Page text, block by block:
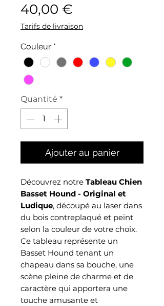
40,00 €
Tarifs de livraison
Couleur *
Quantité *
Ajouter au panier
Découvrez notre Tableau Chien
Basset Hound - Original et
Ludique, découpé au laser dans
du bois contreplaqué et peint
selon la couleur de votre choix.
Ce tableau représente un
Basset Hound tenant un
chapeau dans sa bouche, une
scène pleine de charme et de
caractère qui apportera une
touche amusante et